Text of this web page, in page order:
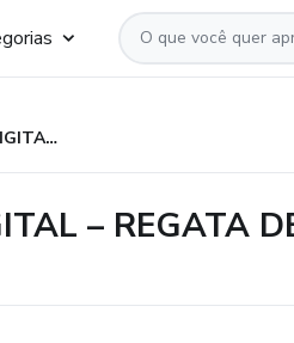
MODELAGEM DIGITAL – REGATA DECOTE CANOA (PDF) - TAMANHO 38
– REGATA